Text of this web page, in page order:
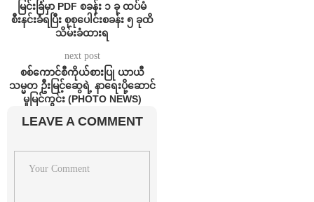
မြင်းခြံမှာ PDF စခန်း ၁ ခု ထပ်မံ
စီးနင်းခံရပြီး စုစုပေါင်းစခန်း ၅ ခုထိ
သိမ်းခံထားရ
next post
စစ်ကောင်စီကိုယ်စားပြု ယာယီ
သမ္မတ ဦးမြင့်ဆွေရဲ့ နာရေးပို့ဆောင်
မှုမြင်ကွင်း (PHOTO NEWS)
LEAVE A COMMENT